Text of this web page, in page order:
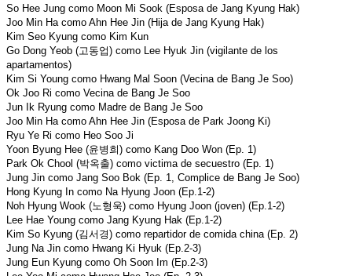
So Hee Jung como Moon Mi Sook (Esposa de Jang Kyung Hak)
Joo Min Ha como Ahn Hee Jin (Hija de Jang Kyung Hak)
Kim Seo Kyung como Kim Kun
Go Dong Yeob (고동업) como Lee Hyuk Jin (vigilante de los
apartamentos)
Kim Si Young como Hwang Mal Soon (Vecina de Bang Je Soo)
Ok Joo Ri como Vecina de Bang Je Soo
Jun Ik Ryung como Madre de Bang Je Soo
Joo Min Ha como Ahn Hee Jin (Esposa de Park Joong Ki)
Ryu Ye Ri como Heo Soo Ji
Yoon Byung Hee (윤병희) como Kang Doo Won (Ep. 1)
Park Ok Chool (박옥출) como victima de secuestro (Ep. 1)
Jung Jin como Jang Soo Bok (Ep. 1, Complice de Bang Je Soo)
Hong Kyung In como Na Hyung Joon (Ep.1-2)
Noh Hyung Wook (노형욱) como Hyung Joon (joven) (Ep.1-2)
Lee Hae Young como Jang Kyung Hak (Ep.1-2)
Kim So Kyung (김서경) como repartidor de comida china (Ep. 2)
Jung Na Jin como Hwang Ki Hyuk (Ep.2-3)
Jung Eun Kyung como Oh Soon Im (Ep.2-3)